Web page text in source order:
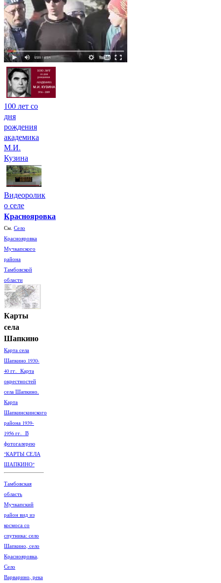
100 лет со
дня
рождения
академика
М.И.
Кузина
Видеоролик
о селе
Краснояровка
См. Село
Краснояровка
Мучкапского
района
Тамбовской
области
Карты
села
Шапкино
Карта села
Шапкино 1930-
40 гг. Карта
окрестностей
села Шапкино.
Карта
Шапкинскинского
района 1939-
1956 гг. В
фотогалерею
"КАРТЫ СЕЛА
ШАПКИНО"
Тамбовская
область
Мучкапский
район вид из
космоса со
спутника: село
Шапкино, село
Краснояровка,
Село
Варварино, река